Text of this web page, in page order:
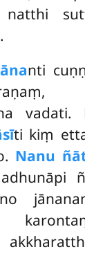
natthi
nti
vadati.
ti kiṃ
Nanu